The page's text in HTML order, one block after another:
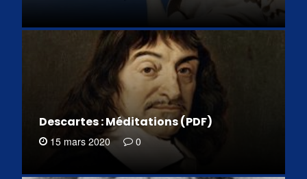
Descartes : Méditations (PDF)
15 mars 2020 0